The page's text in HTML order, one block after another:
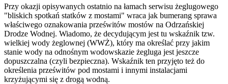
Przy okazji opisywanych ostatnio na łamach serwisu żeglugowego
"bliskich spotkań statków z mostami" wraca jak bumerang sprawa
właściwego oznakowania prześwitów mostów na Odrzańskiej
Drodze Wodnej. Wiadomo, że decydującym jest tu wskaźnik tzw.
wielkiej wody żeglownej (WWŻ), który ma określać przy jakim
stanie wody na odnośnym wodowskazie żegluga jest jeszcze
dopuszczalna (czyli bezpieczna). Wskaźnik ten przyjęto też do
określenia prześwitów pod mostami i innymi instalacjami
krzyżującymi się z drogą wodną.